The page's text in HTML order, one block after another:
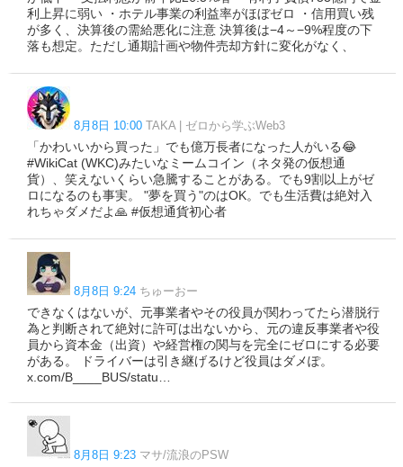
利上昇に弱い ・ホテル事業の利益率がほぼゼロ ・信用買い残
が多く、決算後の需給悪化に注意 決算後は−4～−9%程度の下
落も想定。ただし通期計画や物件売却方針に変化がなく、
8月8日 10:00 TAKA | ゼロから学ぶWeb3
「かわいいから買った」でも億万長者になった人がいる😂
#WikiCat (WKC)みたいなミームコイン（ネタ発の仮想通
貨）、笑えないくらい急騰することがある。でも9割以上がゼ
ロになるのも事実。 "夢を買う"のはOK。でも生活費は絶対入
れちゃダメだよ🙏 #仮想通貨初心者
8月8日 9:24 ちゅーおー
できなくはないが、元事業者やその役員が関わってたら潜脱行
為と判断されて絶対に許可は出ないから、元の違反事業者や役
員から資本金（出資）や経営権の関与を完全にゼロにする必要
がある。 ドライバーは引き継げるけど役員はダメぽ。
x.com/B____BUS/statu…
8月8日 9:23 マサ/流浪のPSW